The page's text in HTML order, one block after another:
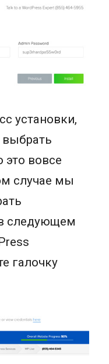
установки,
вовсе
случае мы
следующем
галочку